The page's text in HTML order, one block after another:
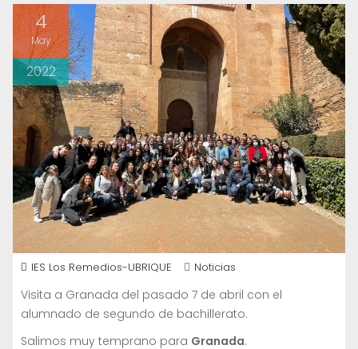
4
May
2022
IES Los Remedios-UBRIQUE Noticias
Visita a Granada del pasado 7 de abril con el
alumnado de segundo de bachillerato.
Salimos muy temprano para Granada.